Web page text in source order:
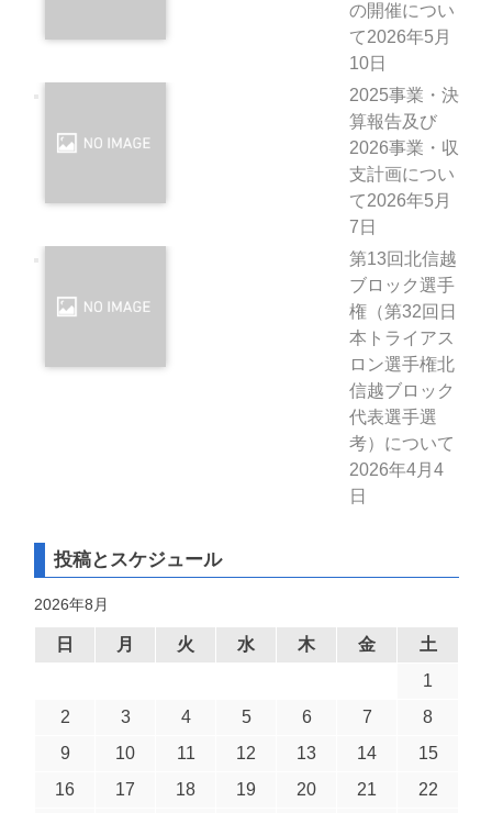
の開催につい
て2026年5月
10日
2025事業・決
算報告及び
2026事業・収
支計画につい
て2026年5月
7日
第13回北信越
ブロック選手
権（第32回日
本トライアス
ロン選手権北
信越ブロック
代表選手選
考）について
2026年4月4
日
投稿とスケジュール
2026年8月
日 月 火 水 木 金
土
1
2
3 4 5 6 7
8
9
10 11 12 13 14
15
16
17 18 19 20 21 22